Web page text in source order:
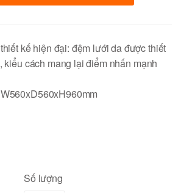
kế hiện đại: đệm lưới da được thiết
kiểu cách mang lại điểm nhấn mạnh
Số lượng